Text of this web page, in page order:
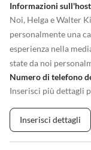
Informazioni sull'host
Noi, Helga e Walter
personalmente una
esperienza nella
state da noi
Numero di telefono
Inserisci più dettagli
Inserisci dettagli